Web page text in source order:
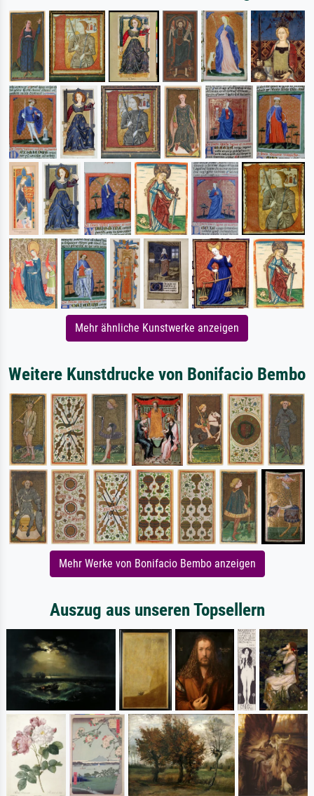
Mehr ähnliche Kunstwerke anzeigen
Weitere Kunstdrucke von Bonifacio Bembo
Mehr Werke von Bonifacio Bembo anzeigen
Auszug aus unseren Topsellern